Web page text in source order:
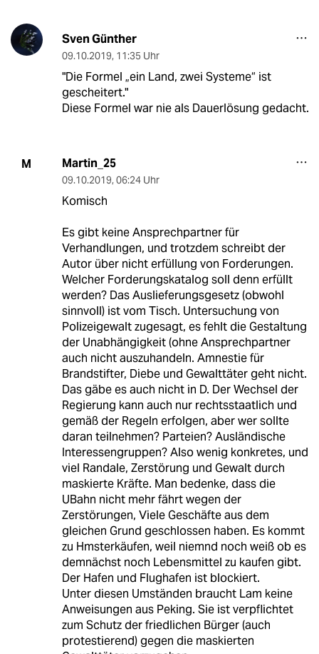
Sven Günther
09.10.2019, 11:35 Uhr
"Die Formel „ein Land, zwei Systeme“ ist
gescheitert."
Diese Formel war nie als Dauerlösung gedacht.
M Martin_25
09.10.2019, 06:24 Uhr
Komisch
Es gibt keine Ansprechpartner für
Verhandlungen, und trotzdem schreibt der
Autor über nicht erfüllung von Forderungen.
Welcher Forderungskatalog soll denn erfüllt
werden? Das Auslieferungsgesetz (obwohl
sinnvoll) ist vom Tisch. Untersuchung von
Polizeigewalt zugesagt, es fehlt die Gestaltung
der Unabhängigkeit (ohne Ansprechpartner
auch nicht auszuhandeln. Amnestie für
Brandstifter, Diebe und Gewalttäter geht nicht.
Das gäbe es auch nicht in D. Der Wechsel der
Regierung kann auch nur rechtsstaatlich und
gemäß der Regeln erfolgen, aber wer sollte
daran teilnehmen? Parteien? Ausländische
Interessengruppen? Also wenig konkretes, und
viel Randale, Zerstörung und Gewalt durch
maskierte Kräfte. Man bedenke, dass die
UBahn nicht mehr fährt wegen der
Zerstörungen, Viele Geschäfte aus dem
gleichen Grund geschlossen haben. Es kommt
zu Hmsterkäufen, weil niemnd noch weiß ob es
demnächst noch Lebensmittel zu kaufen gibt.
Der Hafen und Flughafen ist blockiert.
Unter diesen Umständen braucht Lam keine
Anweisungen aus Peking. Sie ist verpflichtet
zum Schutz der friedlichen Bürger (auch
protestierend) gegen die maskierten